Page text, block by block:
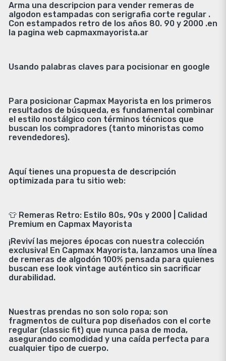
Arma una descripcion para vender remeras de
algodon estampadas con serigrafia corte regular .
Con estampados retro de los años 80. 90 y 2000 .en
la pagina web capmaxmayorista.ar
Usando palabras claves para pocisionar en google
Para posicionar Capmax Mayorista en los primeros
resultados de búsqueda, es fundamental combinar
el estilo nostálgico con términos técnicos que
buscan los compradores (tanto minoristas como
revendedores).
Aquí tienes una propuesta de descripción
optimizada para tu sitio web:
👕 Remeras Retro: Estilo 80s, 90s y 2000 | Calidad
Premium en Capmax Mayorista
¡Reviví las mejores épocas con nuestra colección
exclusiva! En Capmax Mayorista, lanzamos una línea
de remeras de algodón 100% pensada para quienes
buscan ese look vintage auténtico sin sacrificar
durabilidad.
Nuestras prendas no son solo ropa; son
fragmentos de cultura pop diseñados con el corte
regular (classic fit) que nunca pasa de moda,
asegurando comodidad y una caída perfecta para
cualquier tipo de cuerpo.